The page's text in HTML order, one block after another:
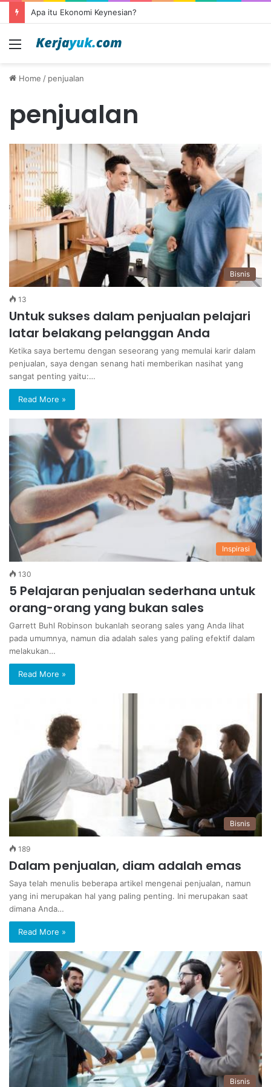
Apa itu Ekonomi Keynesian?
Menu
Home / penjualan
penjualan
Bisnis
13
Untuk sukses dalam penjualan pelajari
latar belakang pelanggan Anda
Ketika saya bertemu dengan seseorang yang memulai karir dalam
penjualan, saya dengan senang hati memberikan nasihat yang
sangat penting yaitu:…
Read More »
Inspirasi
130
5 Pelajaran penjualan sederhana untuk
orang-orang yang bukan sales
Garrett Buhl Robinson bukanlah seorang sales yang Anda lihat
pada umumnya, namun dia adalah sales yang paling efektif dalam
melakukan…
Read More »
Bisnis
189
Dalam penjualan, diam adalah emas
Saya telah menulis beberapa artikel mengenai penjualan, namun
yang ini merupakan hal yang paling penting. Ini merupakan saat
dimana Anda…
Read More »
Bisnis